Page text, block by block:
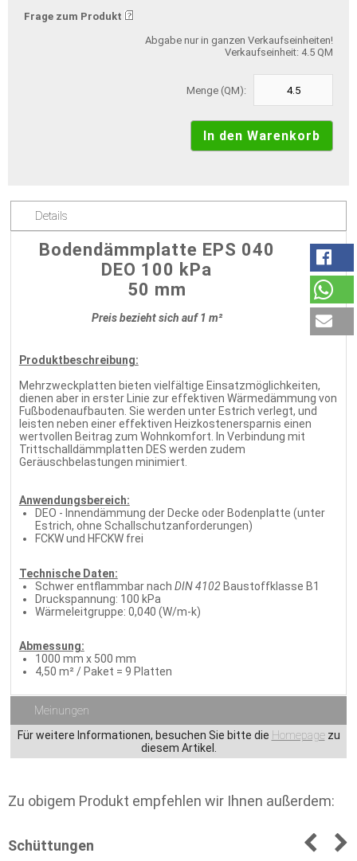
Frage zum Produkt
Abgabe nur in ganzen Verkaufseinheiten!
Verkaufseinheit: 4.5 QM
Menge (QM):
Details
Bodendämmplatte EPS 040
DEO 100 kPa
50 mm
Preis bezieht sich auf 1 m²
Produktbeschreibung:
Mehrzweckplatten bieten vielfältige Einsatzmöglichkeiten,
dienen aber in erster Linie zur effektiven Wärmedämmung von
Fußbodenaufbauten. Sie werden unter Estrich verlegt, und
leisten neben einer effektiven Heizkostenersparnis einen
wertvollen Beitrag zum Wohnkomfort. In Verbindung mit
Trittschalldämmplatten DES werden zudem
Geräuschbelastungen minimiert.
Anwendungsbereich:
DEO - Innendämmung der Decke oder Bodenplatte (unter
Estrich, ohne Schallschutzanforderungen)
FCKW und HFCKW frei
Technische Daten:
Schwer entflammbar nach DIN 4102 Baustoffklasse B1
Druckspannung: 100 kPa
Wärmeleitgruppe: 0,040 (W/m-k)
Abmessung:
1000 mm x 500 mm
4,50 m² / Paket = 9 Platten
Meinungen
Für weitere Informationen, besuchen Sie bitte die Homepagezu
diesem Artikel.
Zu obigem Produkt empfehlen wir Ihnen außerdem:
Schüttungen